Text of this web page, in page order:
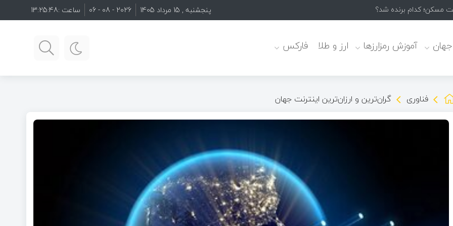
پنجشنبه , 15 مرداد 1405 2026 - 08 - 06 ساعت :13:25:50
جهان آموزش رمزارزها ارز و طلا فارکس
فناوری گران‌ترین و ارزان‌ترین اینترنت جهان